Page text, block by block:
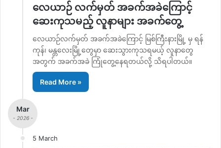
လေယာဉ် လက်မှတ် အခက်အခဲကြောင့်
ဆေးကုသမည့် လူနာများ အခက်တွေ့
လေယာဉ်လက်မှတ် အခက်အခဲကြောင့် မြစ်ကြီးနားမြို့ မှ ရန်
ကုန်၊ မန္တလေးမြို့တွေမှာ ဆေးသွားကုသရမယ့် လူနာတွေ
အတွက် အခက်အခဲ ကြုံတွေ့နေရတယ်လို့ သိရပါတယ်။
Read More »
Mar
- 2026 -
5 March